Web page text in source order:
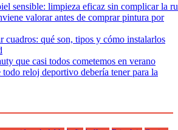
sensible: limpieza eficaz sin complicar la
valorar antes de comprar pintura por
cuadros: qué son, tipos y cómo instalarlos
que casi todos cometemos en verano
todo reloj deportivo debería tener para la